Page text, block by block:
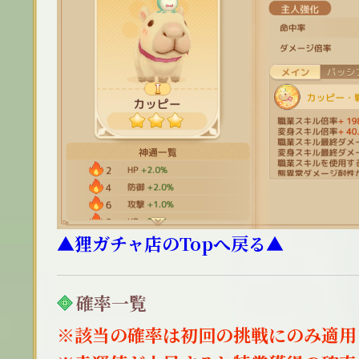
▲狸ガチャ店のTopへ戻る▲
確率一覧
※該当の確率は初回の挑戦にのみ適